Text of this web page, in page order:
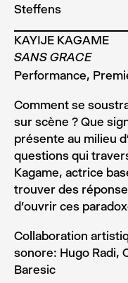
Steffens
KAYIJE KAGAME
SANS GRACE
Performance,
Comment se
sur scène ? Que
présente au milieu
questions qui
Kagame, actrice
trouver des
d’ouvrir ces
Collaboration
sonore: Hugo Radi,
Baresic